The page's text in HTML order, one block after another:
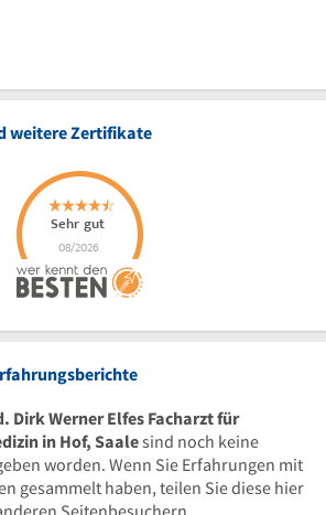
weitere Zertifikate
Dirk Werner Elfes Facharzt für
in Hof, Saalesind noch keine
worden. Wenn Sie Erfahrungen mit
gesammelt haben, teilen Sie diese hier